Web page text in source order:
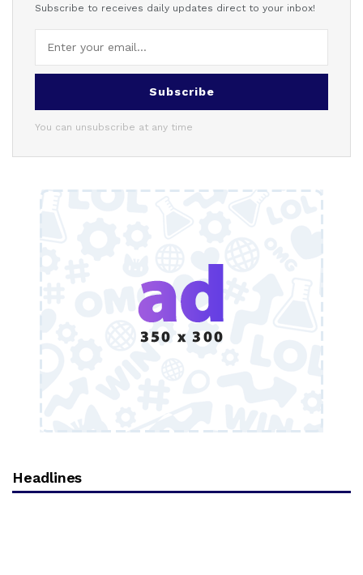
Subscribe to receives daily updates direct to your inbox!
Subscribe
You can unsubscribe at any time
Headlines